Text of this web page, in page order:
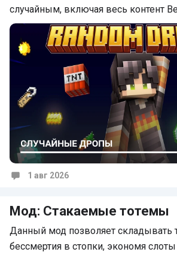
случайным, включая весь контент
1 авг 2026
Мод: Стакаемые тотемы
Данный мод позволяет складывать
бессмертия в стопки, экономя